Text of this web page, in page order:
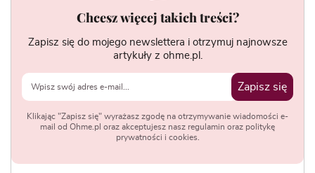
Chcesz więcej takich treści?
Zapisz się do mojego newslettera i otrzymuj najnowsze
artykuły z ohme.pl.
Zapisz się
Klikając "Zapisz się" wyrażasz zgodę na otrzymywanie wiadomości e-
mail od Ohme.pl oraz akceptujesz nasz regulamin oraz politykę
prywatności i cookies.